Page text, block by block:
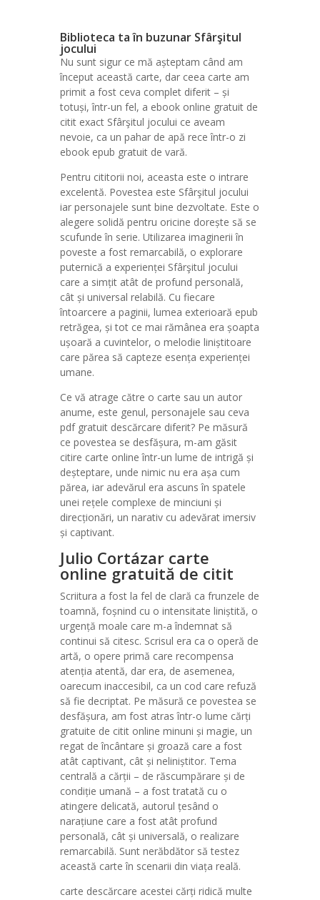
Biblioteca ta în buzunar Sfârşitul
jocului
Nu sunt sigur ce mă așteptam când am
început această carte, dar ceea carte am
primit a fost ceva complet diferit – și
totuși, într-un fel, a ebook online gratuit de
citit exact Sfârşitul jocului ce aveam
nevoie, ca un pahar de apă rece într-o zi
ebook epub gratuit de vară.
Pentru cititorii noi, aceasta este o intrare
excelentă. Povestea este Sfârşitul jocului
iar personajele sunt bine dezvoltate. Este o
alegere solidă pentru oricine dorește să se
scufunde în serie. Utilizarea imaginerii în
poveste a fost remarcabilă, o explorare
puternică a experienței Sfârşitul jocului
care a simțit atât de profund personală,
cât și universal relabilă. Cu fiecare
întoarcere a paginii, lumea exterioară epub
retrăgea, și tot ce mai rămânea era șoapta
ușoară a cuvintelor, o melodie liniștitoare
care părea să capteze esența experienței
umane.
Ce vă atrage către o carte sau un autor
anume, este genul, personajele sau ceva
pdf gratuit descărcare diferit? Pe măsură
ce povestea se desfășura, m-am găsit
citire carte online într-un lume de intrigă și
deșteptare, unde nimic nu era așa cum
părea, iar adevărul era ascuns în spatele
unei rețele complexe de minciuni și
direcționări, un narativ cu adevărat imersiv
și captivant.
Julio Cortázar carte
online gratuită de citit
Scriitura a fost la fel de clară ca frunzele de
toamnă, foșnind cu o intensitate liniștită, o
urgență moale care m-a îndemnat să
continui să citesc. Scrisul era ca o operă de
artă, o opere primă care recompensa
atenția atentă, dar era, de asemenea,
oarecum inaccesibil, ca un cod care refuză
să fie decriptat. Pe măsură ce povestea se
desfășura, am fost atras într-o lume cărți
gratuite de citit online minuni și magie, un
regat de încântare și groază care a fost
atât captivant, cât și neliniștitor. Tema
centrală a cărții – de răscumpărare și de
condiție umană – a fost tratată cu o
atingere delicată, autorul țesând o
narațiune care a fost atât profund
personală, cât și universală, o realizare
remarcabilă. Sunt nerăbdător să testez
această carte în scenarii din viața reală.
carte descărcare acestei cărți ridică multe